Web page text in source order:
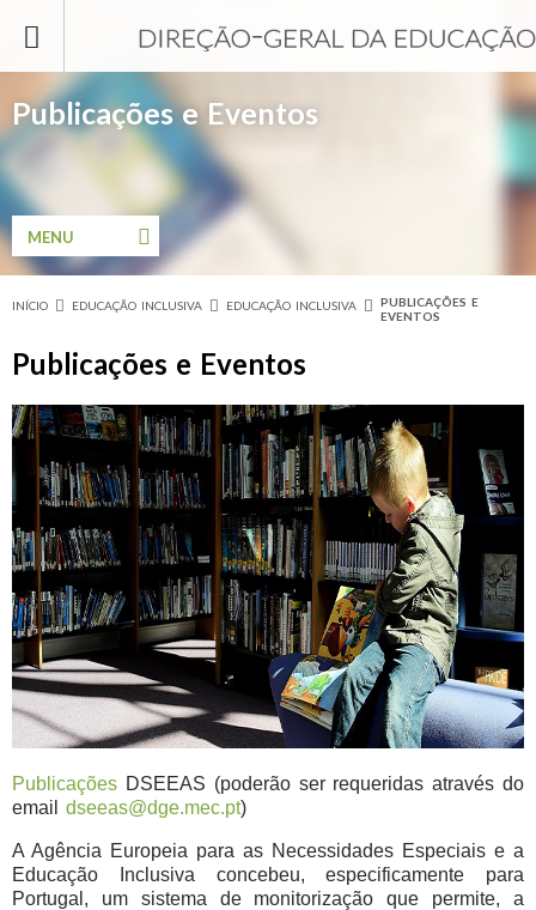
Publicações e Eventos
Está aqui
INÍCIO EDUCAÇÃO INCLUSIVA EDUCAÇÃO INCLUSIVA
PUBLICAÇÕES E
EVENTOS
Publicações e Eventos
Publicações DSEEAS (poderão ser requeridas através do
email dseeas@dge.mec.pt)
A Agência Europeia para as Necessidades Especiais e a
Educação Inclusiva concebeu, especificamente para
Portugal, um sistema de monitorização que permite, a
MENU